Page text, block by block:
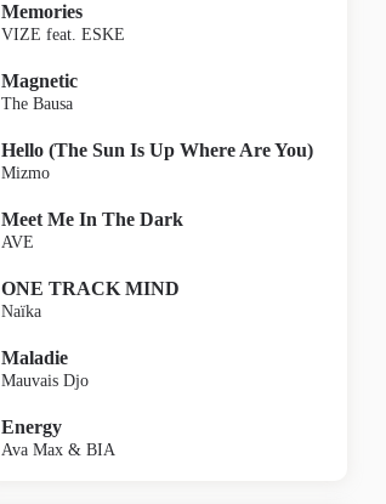
Memories
VIZE feat. ESKE
Magnetic
The Bausa
Hello (The Sun Is Up Where Are You)
Mizmo
Meet Me In The Dark
AVE
ONE TRACK MIND
Naïka
Maladie
Mauvais Djo
Energy
Ava Max & BIA